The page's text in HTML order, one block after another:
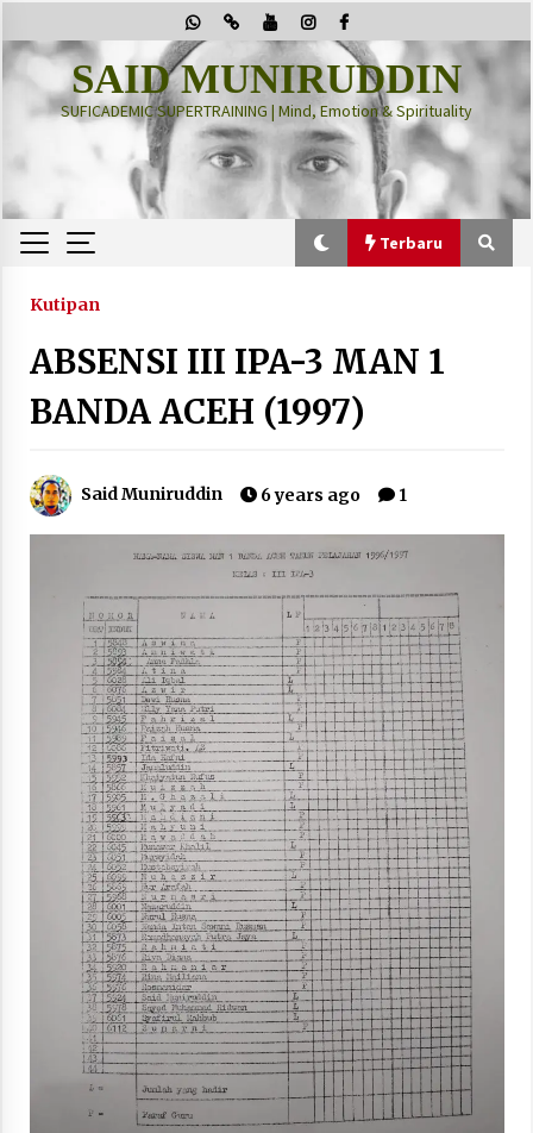
to
content
SAID MUNIRUDDIN
SUFICADEMIC SUPERTRAINING | Mind, Emotion & Spirituality
Terbaru
Terbaru
“Thuma’ninah”: Cara Agama Meregulasi Jiwa
2 months ago
PRABOWO!
2 months ago
“One Piece”, Cara Barat Mengejar Mimpi
3 months ago
“Pohon Kehidupan”: Mati Dulu, Baru Hidup
3 months ago
“Manusia Digital”: Cerdas Lewat Sinyal
3 months ago
“Allahukrasi”: The Power of Management!
3 months ago
Manajemen “Qaddamat Lighad”: Menjadi
Manusia Visioner dan Beretika
3 months ago
Kutipan
ABSENSI III IPA-3 MAN 1
BANDA ACEH (1997)
Said Muniruddin 6 years ago 1